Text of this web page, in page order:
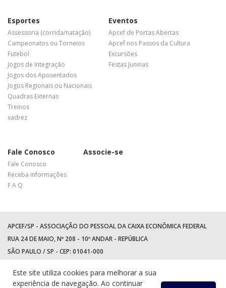
Esportes
Assessoria (corrida/natação)
Campeonatos ou Torneios
Futebol
Jogos de Integração
Jogos dos Aposentados
Jogos Regionais ou Nacionais
Quadras Externas
Treinos
xadrez
Eventos
Apcef de Portas Abertas
Apcef nos Passos da Cultura
Excursões
Festas Juninas
Fale Conosco
Fale Conosco
Receba informações
F A Q
Associe-se
APCEF/SP - ASSOCIAÇÃO DO PESSOAL DA CAIXA ECONÔMICA FEDERAL
RUA 24 DE MAIO, Nº 208 - 10º ANDAR - REPÚBLICA
SÃO PAULO / SP - CEP: 01041-000
WhatsApp: (11) 94597-5758
Este site utiliza cookies para melhorar a sua
experiência de navegação. Ao continuar